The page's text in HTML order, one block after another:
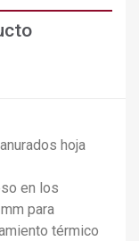
hoja
en los
para
térmico